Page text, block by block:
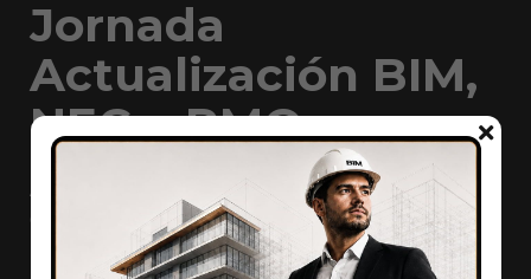
Iniciar Sesión
Jornada
Actualización BIM,
NEC y PMO
Actualizaciones sobre BIM, Gestión de Proyectos y
Contratos estandarizados de acuerdo a las
últimas noticias del gobierno peruano